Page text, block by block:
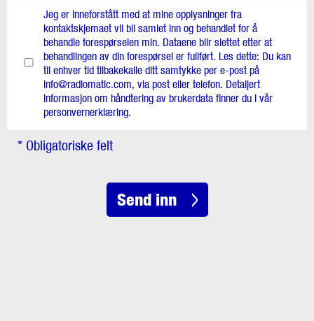
Jeg er inneforstått med at mine opplysninger fra
kontaktskjemaet vil bli samlet inn og behandlet for å
behandle forespørselen min. Dataene blir slettet etter at
behandlingen av din forespørsel er fullført. Les dette: Du kan
til enhver tid tilbakekalle ditt samtykke per e-post på
info@radiomatic.com, via post eller telefon. Detaljert
informasjon om håndtering av brukerdata finner du i vår
personvernerklæring.
* Obligatoriske felt
Send inn